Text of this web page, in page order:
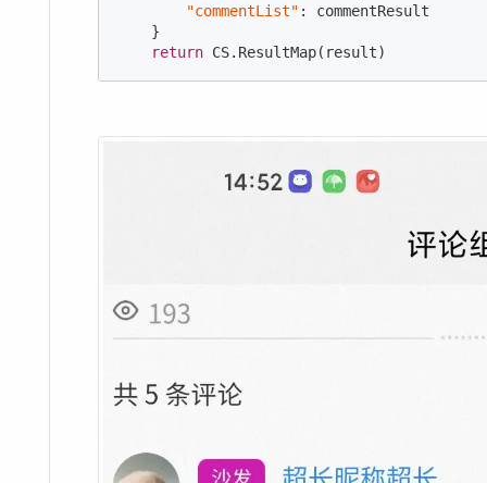
"commentList" : commentResult
    }
return CS.ResultMap(result)